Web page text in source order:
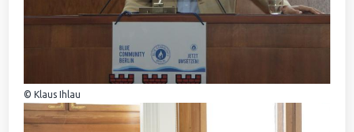
© Klaus Ihlau